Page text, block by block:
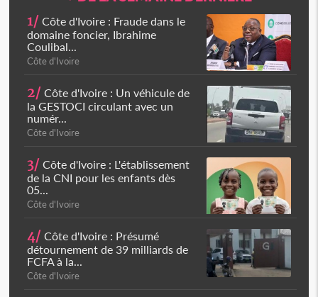
1/ Côte d'Ivoire : Fraude dans le
domaine foncier, Ibrahime
Coulibal...
Côte d'Ivoire
2/ Côte d'Ivoire : Un véhicule de
la GESTOCI circulant avec un
numér...
Côte d'Ivoire
3/ Côte d'Ivoire : L'établissement
de la CNI pour les enfants dès
05...
Côte d'Ivoire
4/ Côte d'Ivoire : Présumé
détournement de 39 milliards de
FCFA à la...
Côte d'Ivoire